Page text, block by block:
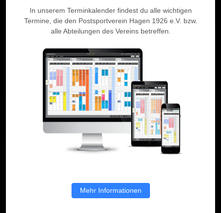
In unserem Terminkalender findest du alle wichtigen
Termine, die den Postsportverein Hagen 1926 e.V. bzw.
alle Abteilungen des Vereins betreffen.
Mehr Informationen